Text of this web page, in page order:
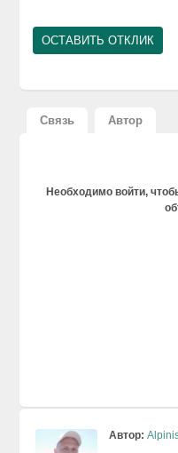
Связь Автор
Необходимо войти,
Автор: